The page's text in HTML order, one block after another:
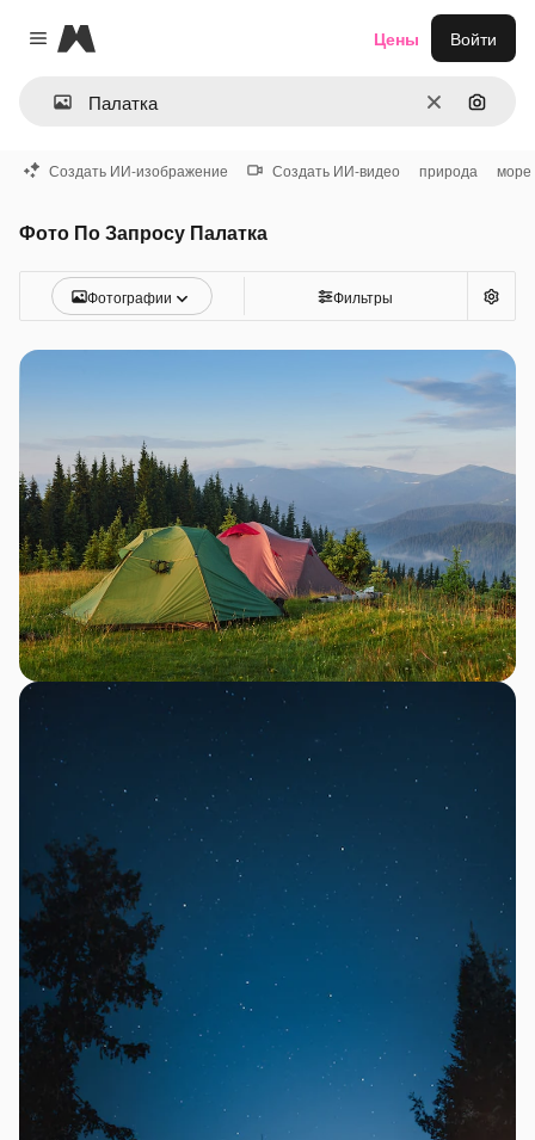
Close menu
Magnific
ОчиститьПоиск
Цены Войти
Создать ИИ-изображение Создать ИИ-видео природа море
Фото По Запросу Палатка
Фотографии Фильтры